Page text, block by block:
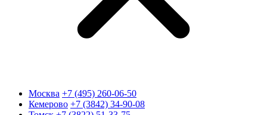
Москва +7 (495) 260-06-50
Кемерово +7 (3842) 34-90-08